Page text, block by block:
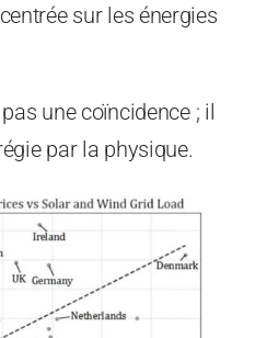
sur les énergies
une coïncidence ; il
par la physique.